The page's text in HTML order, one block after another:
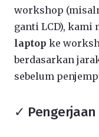
workshop
ganti LCD), kami
laptop ke
berdasarkan
sebelum
✓ Pengerjaan